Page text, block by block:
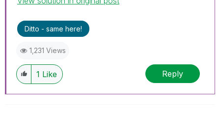
Ditto - same here!
1,231 Views
1 Like Reply